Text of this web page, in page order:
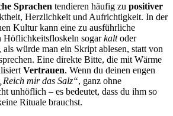
Sprachen tendieren häufig zu positiver
Herzlichkeit und Aufrichtigkeit. In der
Kultur kann eine zu ausführliche
Höflichkeitsfloskeln sogarkaltoder
würde man ein Skript ablesen, statt von
Eine direkte Bitte, die mit Wärme
Vertrauen. Wenn du deinen engen
„Reich mir das Salz“, ganz ohne
unhöflich – es bedeutet, dass du ihm so
Rituale brauchst.